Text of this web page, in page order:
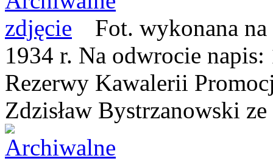
Fot. wykonana
1934 r. Na odwrocie napis:
Rezerwy Kawalerii
Zdzisław Bystrzanowski